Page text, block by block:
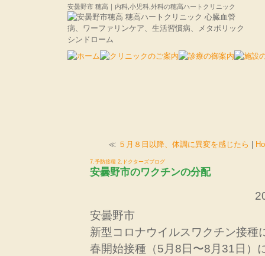
安曇野市 穂高｜内科,小児科,外科の穂高ハートクリニック
≪ ５月８日以降、体調に異変を感じたら
7.予防接種 2.ドクターズブログ
安曇野市のワクチンの分配
安曇野市
新型コロナウイルスワクチン接種
春開始接種（5月8日〜8月31日）